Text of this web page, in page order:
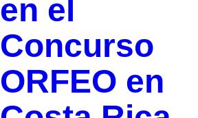
en el
Concurso
ORFEO en